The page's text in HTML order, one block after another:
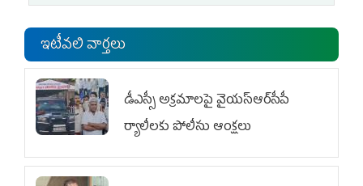
ఇటీవలి వార్తలు
డీఎస్సీ అక్రమాలపై వైయ‌స్ఆర్‌సీపీ
ర్యాలీలకు పోలీసు ఆంక్షలు